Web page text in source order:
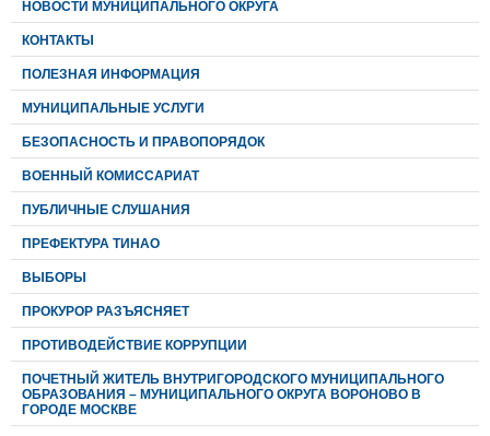
НОВОСТИ МУНИЦИПАЛЬНОГО ОКРУГА
КОНТАКТЫ
ПОЛЕЗНАЯ ИНФОРМАЦИЯ
МУНИЦИПАЛЬНЫЕ УСЛУГИ
БЕЗОПАСНОСТЬ И ПРАВОПОРЯДОК
ВОЕННЫЙ КОМИССАРИАТ
ПУБЛИЧНЫЕ СЛУШАНИЯ
ПРЕФЕКТУРА ТИНАО
ВЫБОРЫ
ПРОКУРОР РАЗЪЯСНЯЕТ
ПРОТИВОДЕЙСТВИЕ КОРРУПЦИИ
ПОЧЕТНЫЙ ЖИТЕЛЬ ВНУТРИГОРОДСКОГО МУНИЦИПАЛЬНОГО
ОБРАЗОВАНИЯ – МУНИЦИПАЛЬНОГО ОКРУГА ВОРОНОВО В
ГОРОДЕ МОСКВЕ